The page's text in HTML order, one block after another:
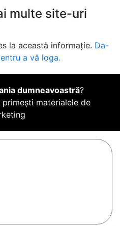
multe site-uri
la această informație. Da-
a vă loga.
dumneavoastră?
primești materialele de